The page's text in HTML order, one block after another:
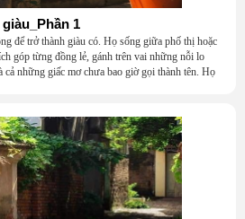
1
để trở thành giàu có. Họ sống giữa phố thị hoặc
góp từng đồng lẻ, gánh trên vai những nỗi lo
cả những giấc mơ chưa bao giờ gọi thành tên. Họ
sự nhẫn nại và một niềm tin cũ kỹ rằng: dẫu
để quay về.